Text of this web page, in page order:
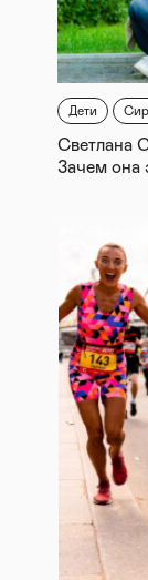
Дети
Светлана
Зачем она